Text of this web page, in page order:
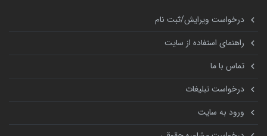
درخواست ویرایش/ثبت نام
راهنمای استفاده از سایت
تماس با ما
درخواست تبلیغات
ورود به سایت